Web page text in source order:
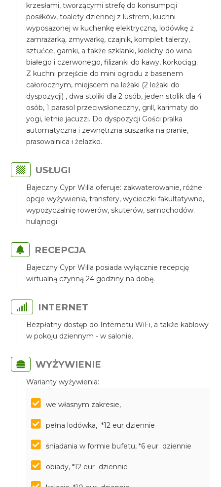
krzesłami, tworzącymi strefę do konsumpcji
posiłków, toalety dziennej z lustrem, kuchni
wyposażonej w kuchenkę elektryczną, lodówkę z
zamrażarką, zmywarkę, czajnik, komplet talerzy,
sztućce, garnki, a także szklanki, kielichy do wina
białego i czerwonego, filiżanki do kawy, korkociąg.
Z kuchni przejście do mini ogrodu z basenem
całorocznym, miejscem na leżaki (2 leżaki do
dyspozycji) , dwa stoliki dla 2 osób, jeden stolik dla 4
osób, 1 parasol przeciwsłoneczny, grill, karimaty do
yogi, letnie jacuzzi. Do dyspozycji Gości pralka
automatyczna i zewnętrzna suszarka na pranie,
prasowalnica i żelazko.
USŁUGI
Bajeczny Cypr Willa oferuje: zakwaterowanie, różne
opcje wyżywienia, transfery, wycieczki fakultatywne,
wypożyczalnię rowerów, skuterów, samochodów.
hulajnogi.
RECEPCJA
Bajeczny Cypr Willa posiada wyłącznie recepcję
wirtualną czynną 24 godziny na dobę.
INTERNET
Bezpłatny dostęp do Internetu WiFi, a także kablowy
w pokoju dziennym - w salonie.
WYŻYWIENIE
Warianty wyżywienia:
we własnym zakresie,
pełna lodówka, *12 eur dziennie
śniadania w formie bufetu, *6 eur dziennie
obiady, *12 eur dziennie